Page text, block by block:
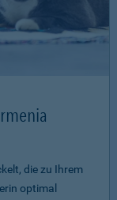
die zu Ihrem
optimal